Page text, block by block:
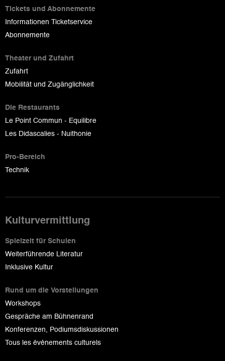
Tickets und Abonnemente
Informationen Ticketservice
Abonnemente
Theater und Zufahrt
Zufahrt
Mobilität und Zugänglichkeit
Die Restaurants
Le Point Commun - Equilibre
Les Didascalies - Nuithonie
Pro-Bereich
Technik
Kulturvermittlung
Spielzeit für Schulen
Weiterführende Literatur
Inklusive Kultur
Rund um die Vorstellungen
Workshops
Gespräche am Bühnenrand
Konferenzen, Podiumsdiskussionen
Tous les événements culturels